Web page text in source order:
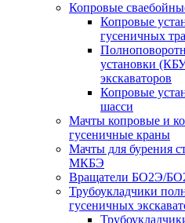
Копровые
Копровые
гусеничных
установки
экскаваторов
Копровые
шасси
Мачты копровые и
гусеничные краны
Мачты для бурения
МКБЭ
Вращатели БО2Э/
Трубоукладчики
гусеничных